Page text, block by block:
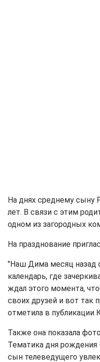
На днях среднему сыну
лет. В связи с этим
одном из загородных
На празднование
"Наш Дима месяц назад
календарь, где
ждал этого момента,
своих друзей и вот так
отметила в публикации
Также она показала
Тематика дня рождения
сын телеведущего